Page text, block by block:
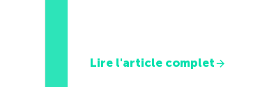
Lire l'article complet